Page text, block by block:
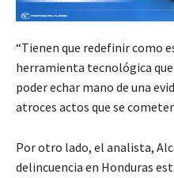
“Tienen que redefinir como
herramienta tecnológica
poder echar mano de una
atroces actos que se
Por otro lado, el analista,
delincuencia en Honduras